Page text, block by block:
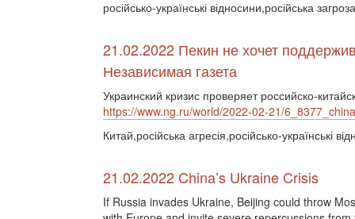
російсько-українські відносини,російська
21.02.2022 Пекин не хочет
Независимая газета
Украинский кризис проверяет российско-
https://www.ng.ru/world/2022-02-21/
Китай,російська агресія,російсько-українські
21.02.2022 China’s Ukraine Crisis
If Russia invades Ukraine, Beijing could throw